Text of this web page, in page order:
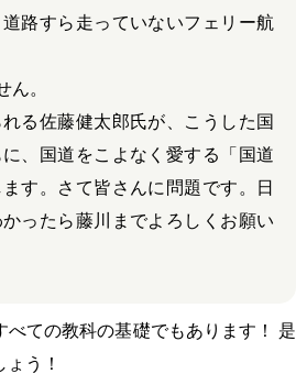
路すら走っていないフェリー航
ん。
る佐藤健太郎氏が、こうした国
、国道をこよなく愛する「国道
す。さて皆さんに問題です。日
ったら藤川までよろしくお願い
ての教科の基礎でもあります！ 是
う！